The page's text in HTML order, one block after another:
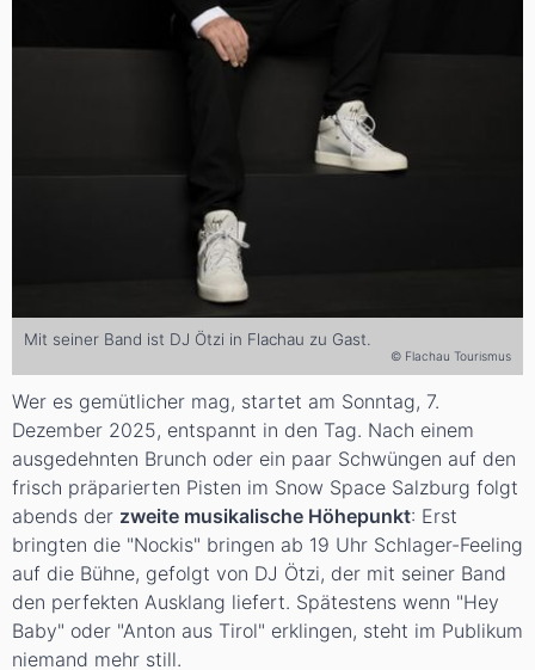
Mit seiner Band ist DJ Ötzi in Flachau zu Gast.
© Flachau Tourismus
Wer es gemütlicher mag, startet am Sonntag, 7.
Dezember 2025, entspannt in den Tag. Nach einem
ausgedehnten Brunch oder ein paar Schwüngen auf den
frisch präparierten Pisten im Snow Space Salzburg folgt
abends der zweite musikalische Höhepunkt: Erst
bringten die "Nockis" bringen ab 19 Uhr Schlager-Feeling
auf die Bühne, gefolgt von DJ Ötzi, der mit seiner Band
den perfekten Ausklang liefert. Spätestens wenn "Hey
Baby" oder "Anton aus Tirol" erklingen, steht im Publikum
niemand mehr still.